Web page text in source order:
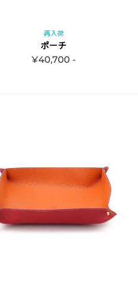
再入荷
ポーチ
¥40,700 -